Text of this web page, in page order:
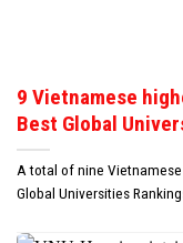
9 Vietnamese
Best Global
A total of nine
Global Universities